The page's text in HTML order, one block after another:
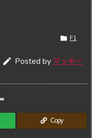
 F1
 Posted by マッキー
Copy